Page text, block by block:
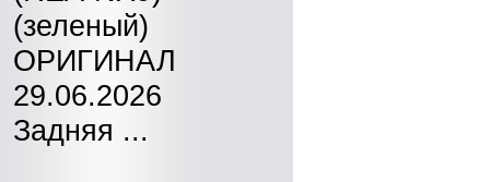
(зеленый)
ОРИГИНАЛ
29.06.2026
Задняя ...